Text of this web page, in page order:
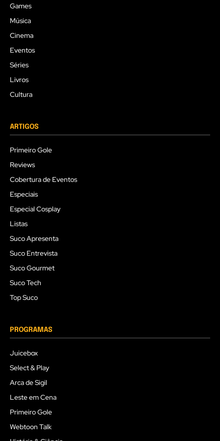
Games
Música
Cinema
Eventos
Séries
Livros
Cultura
ARTIGOS
Primeiro Gole
Reviews
Cobertura de Eventos
Especiais
Especial Cosplay
Listas
Suco Apresenta
Suco Entrevista
Suco Gourmet
Suco Tech
Top Suco
PROGRAMAS
Juicebox
Select & Play
Arca de Sigil
Leste em Cena
Primeiro Gole
Webtoon Talk